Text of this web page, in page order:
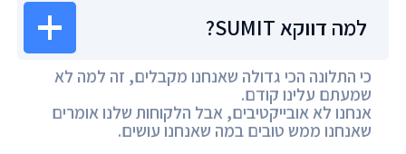
למה דווקא SUMIT?
כי התלונה הכי גדולה שאנחנו מקבלים, זה למה לא
שמעתם עלינו קודם.
אנחנו לא אובייקטיבים, אבל הלקוחות שלנו אומרים
שאנחנו ממש טובים במה שאנחנו עושים.